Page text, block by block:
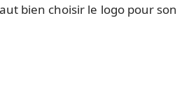
bien choisir le logo pour son